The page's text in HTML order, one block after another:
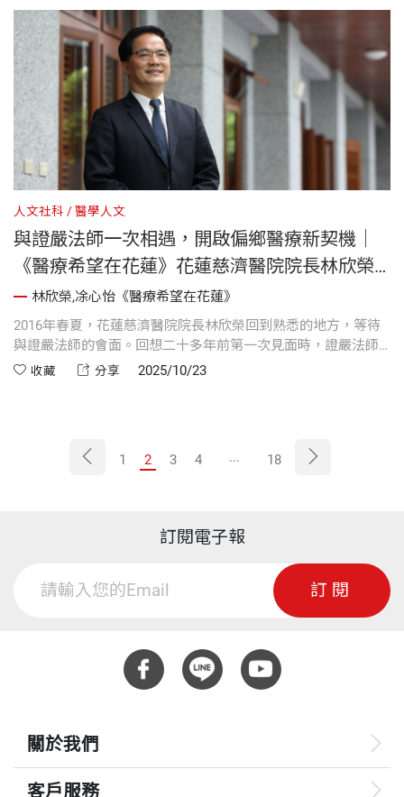
慧與慈悲同行」的醫療精神。慈濟證嚴法師為本書推薦序，肯
定林院長用心守護東臺灣健康的努力。
人文社科 醫學人文
與證嚴法師一次相遇，開啟偏鄉醫療新契機｜
《醫療希望在花蓮》花蓮慈濟醫院院長林欣榮
自序林欣榮,凃心怡《醫療希望在花蓮》
2016年春夏，花蓮慈濟醫院院長林欣榮回到熟悉的地方，等待
與證嚴法師的會面。回想二十多年前第一次見面時，證嚴法師
對他引進人體頭顱教學、舉辦神經外科研習會的理念表示認
收藏 分享 2025/10/23
1 2 3 4 ... 18
訂閱電子報
訂閱
關於我們
客戶服務